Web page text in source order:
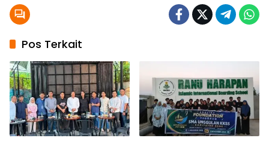
Pos Terkait